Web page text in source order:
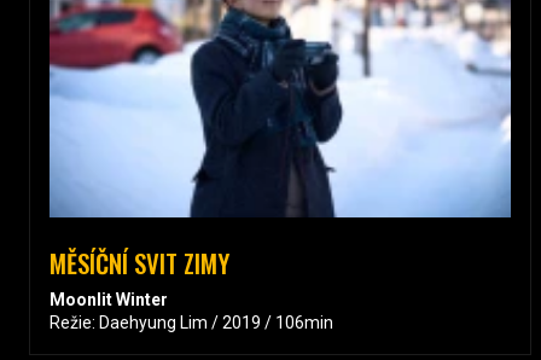
MĚSÍČNÍ SVIT ZIMY
Moonlit Winter
Režie: Daehyung Lim / 2019 / 106min